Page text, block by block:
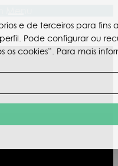
e de terceiros para
Pode configurar ou
cookies”. Para mais